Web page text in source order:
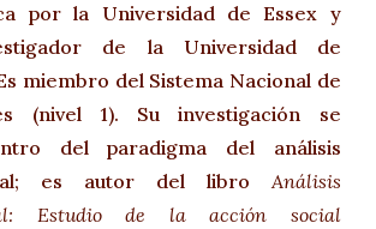
por la Universidad de Essex y
de la Universidad de
s miembro del Sistema Nacional de
(nivel 1). Su investigación se
del paradigma del análisis
es autor del libroAnálisis
Estudio de la acción social